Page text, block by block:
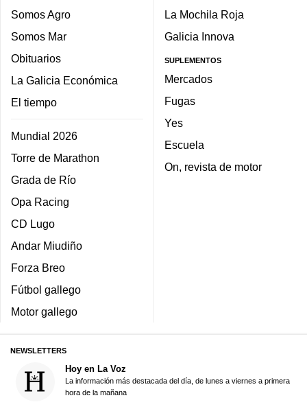
Somos Agro
Somos Mar
Obituarios
La Galicia Económica
El tiempo
Mundial 2026
Torre de Marathon
Grada de Río
Opa Racing
CD Lugo
Andar Miudiño
Forza Breo
Fútbol gallego
Motor gallego
La Mochila Roja
Galicia Innova
SUPLEMENTOS
Mercados
Fugas
Yes
Escuela
On, revista de motor
NEWSLETTERS
Hoy en La Voz
La información más destacada del día, de lunes a viernes a primera
hora de la mañana